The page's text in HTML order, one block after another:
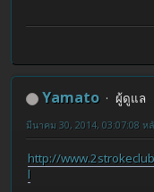
Yamato
ผู้ดูแล
มีนาคม 30, 2014, 03:07:08 ห
http://
l